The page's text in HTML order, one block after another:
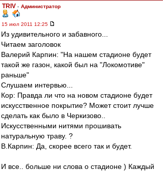
TRIV - Администратор
15 июл 2011 12:25
Из удивительного и забавного...
Читаем заголовок
Валерий Карпин: "На нашем стадионе будет
такой же газон, какой был на "Локомотиве"
раньше"
Слушаем интервью...
Кор: Правда ли что на новом стадионе будет
искусственное покрытие? Может стоит лучше
сделать как было в Черкизово..
Искусственными нитями прошивать
натуральную траву. ?
В.Карпин: Да, скорее всего так и будет.
И все.. больше ни слова о стадионе ) Каждый